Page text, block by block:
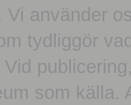
Vi använder
tydliggör
som källa.